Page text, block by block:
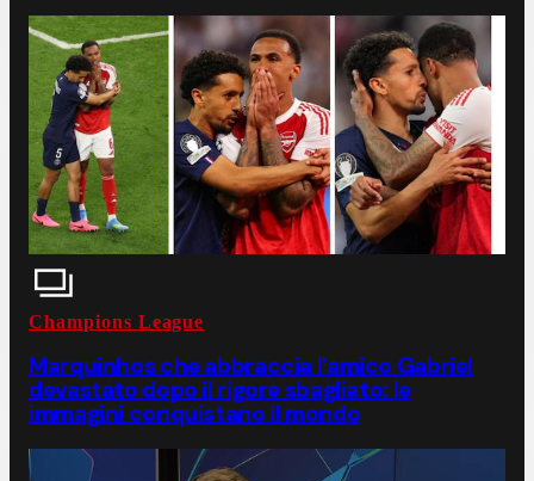
Champions League
Marquinhos che abbraccia l'amico Gabriel
devastato dopo il rigore sbagliato: le
immagini conquistano il mondo